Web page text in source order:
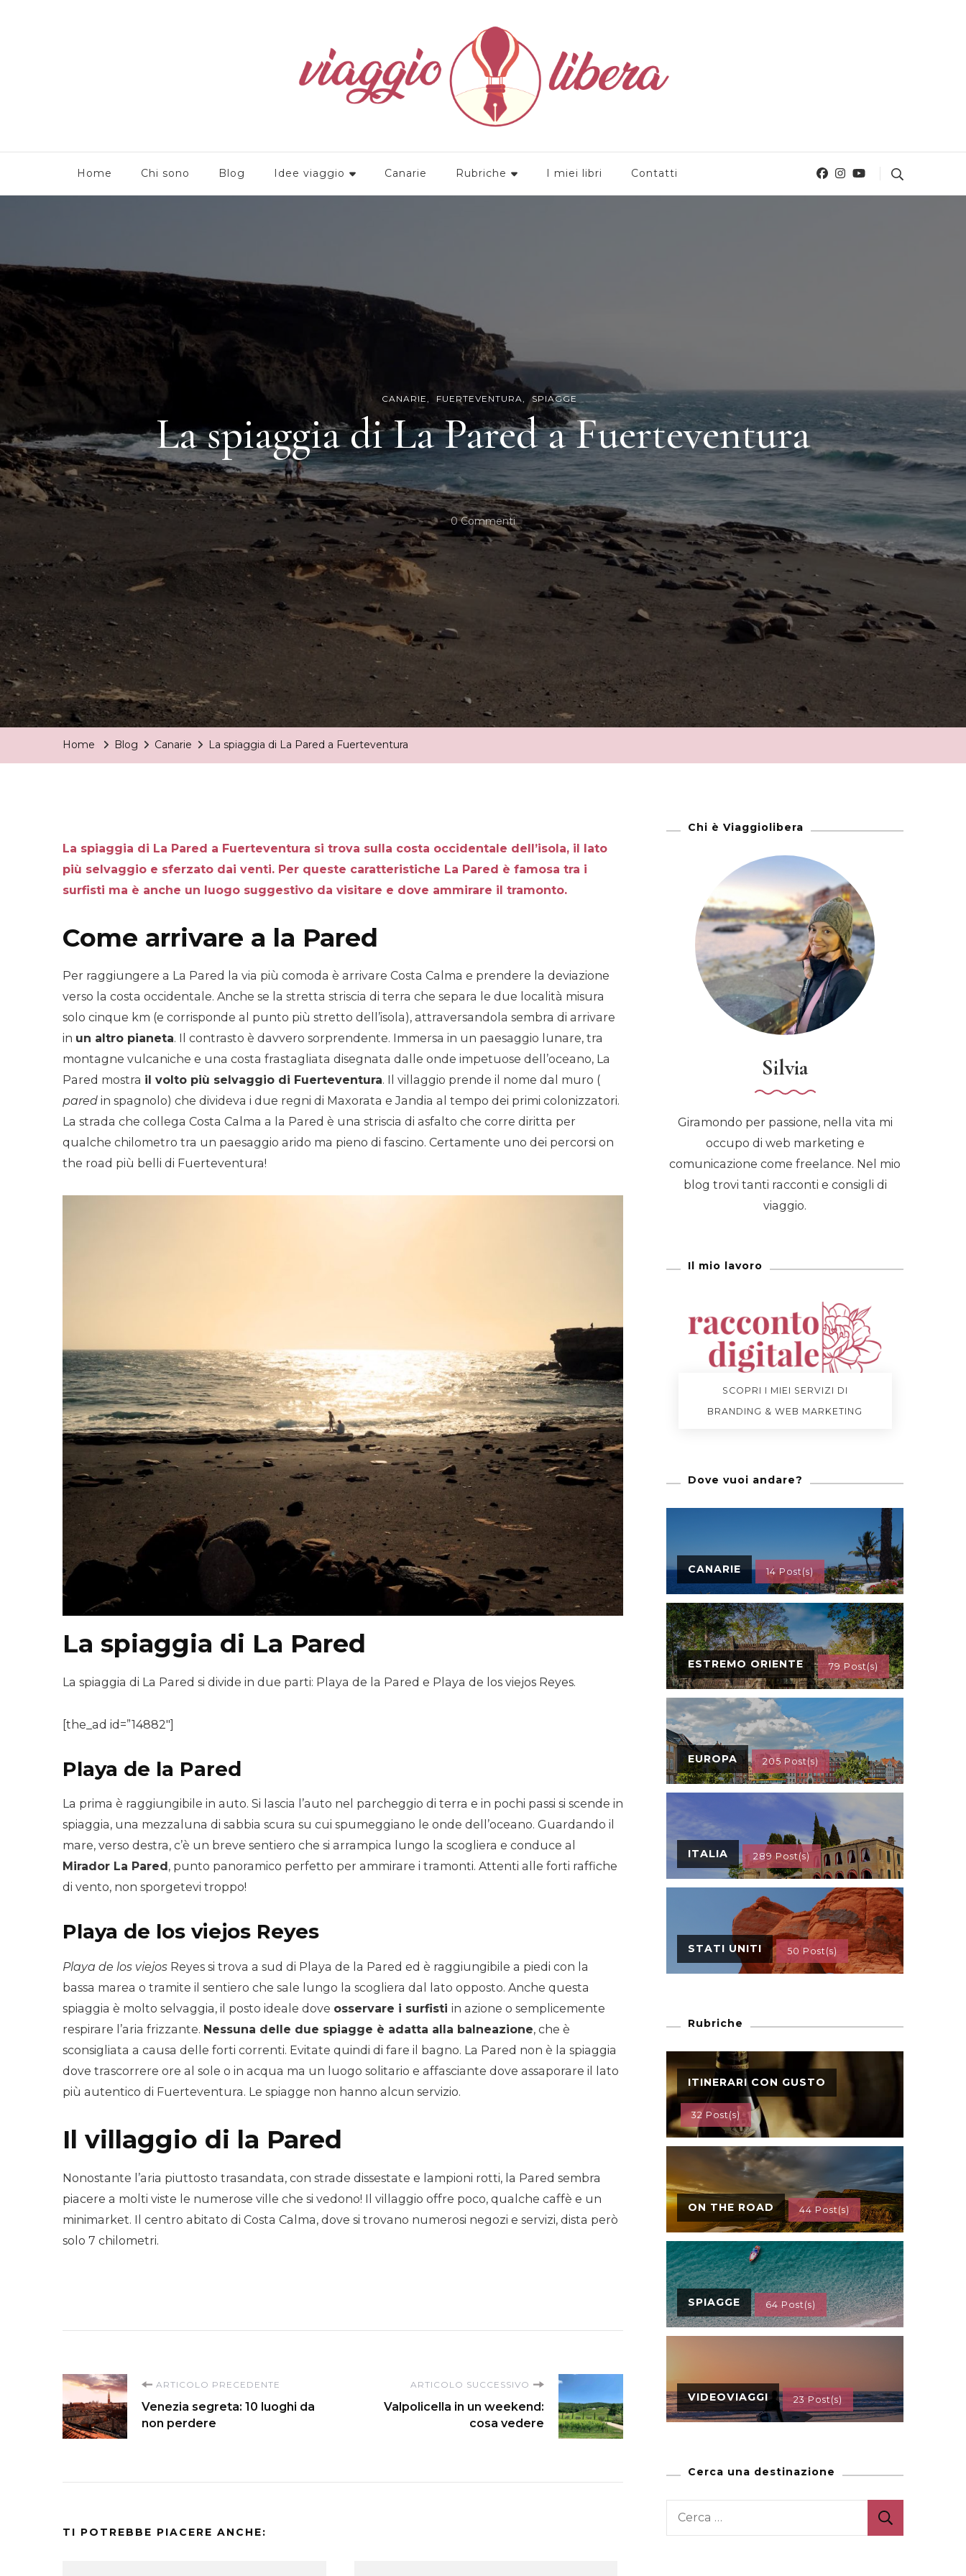
Viaggiolibera
Home Chi sono Blog Idee viaggio Canarie Rubriche I miei libri Contatti
CANARIE FUERTEVENTURA SPIAGGE
La spiaggia di La Pared a Fuerteventura
0 CommentiSu
La
Spiaggia
Pared
Fuerteventura
Home Blog Canarie La spiaggia di La Pared a Fuerteventura
La spiaggia di La Pared a Fuerteventura si trova sulla costa occidentale dell’isola, il lato
più selvaggio e sferzato dai venti. Per queste caratteristiche La Pared è famosa tra i
surfisti ma è anche un luogo suggestivo da visitare e dove ammirare il tramonto.
Come arrivare a la Pared
Per raggiungere a La Pared la via più comoda è arrivare Costa Calma e prendere la deviazione
verso la costa occidentale. Anche se la stretta striscia di terra che separa le due località misura
solo cinque km (e corrisponde al punto più stretto dell’isola), attraversandola sembra di arrivare
in un altro pianeta. Il contrasto è davvero sorprendente. Immersa in un paesaggio lunare, tra
montagne vulcaniche e una costa frastagliata disegnata dalle onde impetuose dell’oceano, La
Pared mostra il volto più selvaggio di Fuerteventura. Il villaggio prende il nome dal muro (
pared in spagnolo) che divideva i due regni di Maxorata e Jandia al tempo dei primi colonizzatori.
La strada che collega Costa Calma a la Pared è una striscia di asfalto che corre diritta per
qualche chilometro tra un paesaggio arido ma pieno di fascino. Certamente uno dei percorsi on
the road più belli di Fuerteventura!
La spiaggia di La Pared
La spiaggia di La Pared si divide in due parti: Playa de la Pared e Playa de los viejos Reyes.
[the_ad id=”14882″]
Playa de la Pared
La prima è raggiungibile in auto. Si lascia l’auto nel parcheggio di terra e in pochi passi si scende in
spiaggia, una mezzaluna di sabbia scura su cui spumeggiano le onde dell’oceano. Guardando il
mare, verso destra, c’è un breve sentiero che si arrampica lungo la scogliera e conduce al
Mirador La Pared , punto panoramico perfetto per ammirare i tramonti. Attenti alle forti raffiche
di vento, non sporgetevi troppo!
Playa de los viejos Reyes
Playa de los viejos Reyes si trova a sud di Playa de la Pared ed è raggiungibile a piedi con la
bassa marea o tramite il sentiero che sale lungo la scogliera dal lato opposto. Anche questa
spiaggia è molto selvaggia, il posto ideale dove osservare i surfisti in azione o semplicemente
respirare l’aria frizzante. Nessuna delle due spiagge è adatta alla balneazione, che è
sconsigliata a causa delle forti correnti. Evitate quindi di fare il bagno. La Pared non è la spiaggia
dove trascorrere ore al sole o in acqua ma un luogo solitario e affasciante dove assaporare il lato
più autentico di Fuerteventura. Le spiagge non hanno alcun servizio.
Il villaggio di la Pared
Nonostante l’aria piuttosto trasandata, con strade dissestate e lampioni rotti, la Pared sembra
piacere a molti viste le numerose ville che si vedono! Il villaggio offre poco, qualche caffè e un
minimarket. Il centro abitato di Costa Calma, dove si trovano numerosi negozi e servizi, dista però
solo 7 chilometri.
Navigazione
articoli
ARTICOLO PRECEDENTE
Venezia segreta: 10 luoghi da
non perdere
ARTICOLO SUCCESSIVO
Valpolicella in un weekend:
cosa vedere
TI POTREBBE PIACERE ANCHE:
Chi è Viaggiolibera
Silvia
Giramondo per passione, nella vita mi
occupo di web marketing e
comunicazione come freelance. Nel mio
blog trovi tanti racconti e consigli di
viaggio.
Il mio lavoro
SCOPRI I MIEI SERVIZI DI
BRANDING & WEB MARKETING
Dove vuoi andare?
CANARIE 14 Post(s)
ESTREMO ORIENTE 79 Post(s)
EUROPA 205 Post(s)
ITALIA 289 Post(s)
STATI UNITI 50 Post(s)
Rubriche
ITINERARI CON GUSTO
32 Post(s)
ON THE ROAD 44 Post(s)
SPIAGGE 64 Post(s)
VIDEOVIAGGI 23 Post(s)
Cerca una destinazione
Ricerca